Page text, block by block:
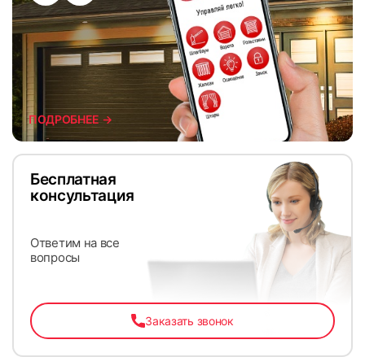
ПОДРОБНЕЕ →
Бесплатная
консультация
Ответим на все
вопросы
Заказать звонок